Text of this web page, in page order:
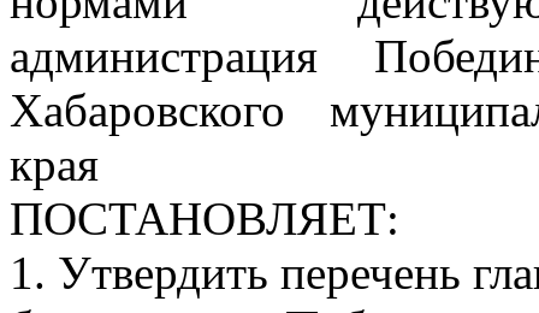
администрация
Хабаровского
края
ПОСТАНОВЛЯЕТ:
1. Утвердить перечень